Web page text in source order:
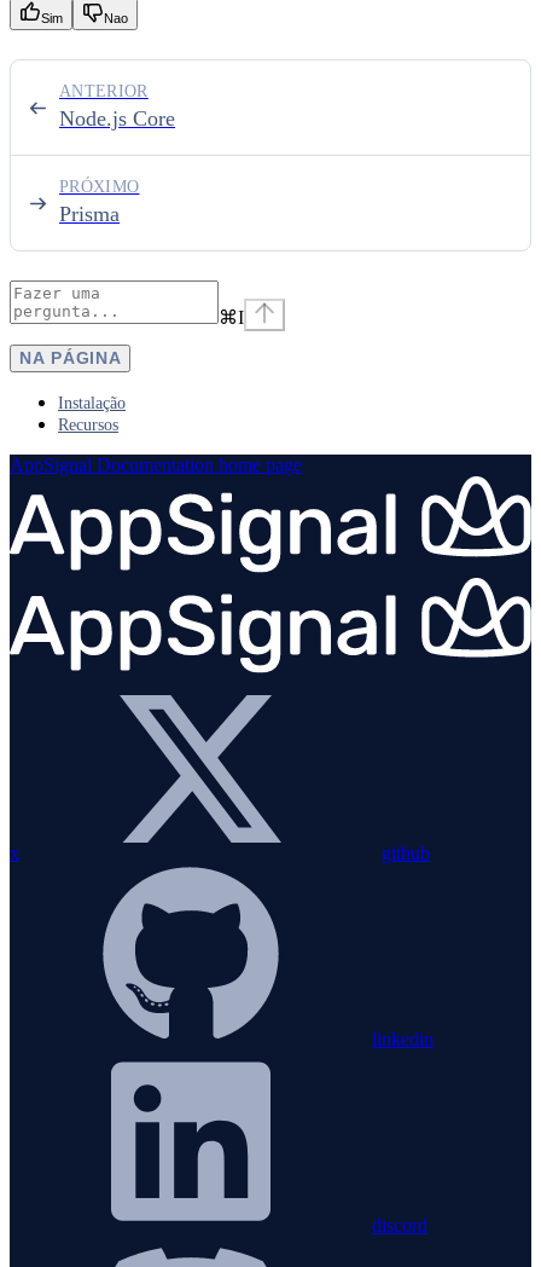
Sim Nao
Node.js Core
ANTERIOR
Prisma
PRÓXIMO
⌘I
NA PÁGINA
Instalação
Recursos
AppSignal Documentation home page
x github
linkedin
discord